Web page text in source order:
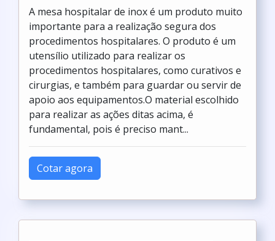
A mesa hospitalar de inox é um produto muito
importante para a realização segura dos
procedimentos hospitalares. O produto é um
utensílio utilizado para realizar os
procedimentos hospitalares, como curativos e
cirurgias, e também para guardar ou servir de
apoio aos equipamentos.O material escolhido
para realizar as ações ditas acima, é
fundamental, pois é preciso mant...
Cotar agora